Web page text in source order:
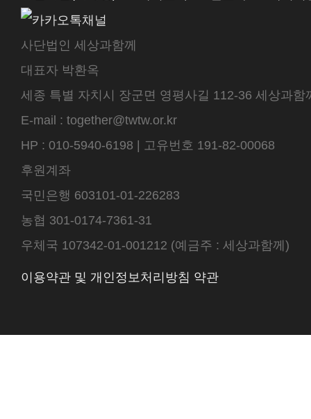
사단법인 세상과함께
대표자 박환옥
세종 특별 자치시 장군면 영평사길 112-36 세상과
E-mail : together@twtw.or.kr
HP : 010-5940-6198 | 고유번호 191-82-00068
후원계좌
국민은행 603101-01-226283
농협 301-0174-7361-31
우체국 107342-01-001212 (예금주 : 세상과함께)
이용약관 및 개인정보처리방침 약관